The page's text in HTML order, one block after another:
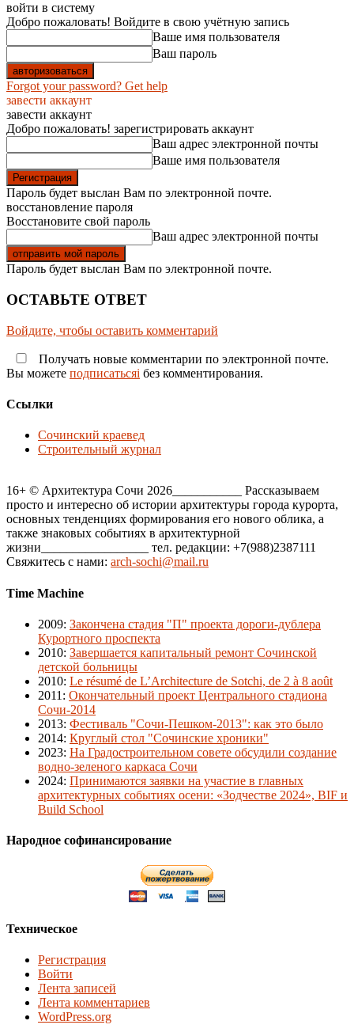
войти в систему
Добро пожаловать! Войдите в свою учётную запись
Ваше имя пользователя
Ваш пароль
Forgot your password? Get help
завести аккаунт
завести аккаунт
Добро пожаловать! зарегистрировать аккаунт
Ваш адрес электронной почты
Ваше имя пользователя
Пароль будет выслан Вам по электронной почте.
восстановление пароля
Восстановите свой пароль
Ваш адрес электронной почты
Пароль будет выслан Вам по электронной почте.
ОСТАВЬТЕ ОТВЕТ
Войдите, чтобы оставить комментарий
Получать новые комментарии по электронной почте.
Вы можете подписатьсяi без комментирования.
Ссылки
Сочинский краевед
Строительный журнал
16+ © Архитектура Сочи 2026___________ Рассказываем
просто и интересно об истории архитектуры города курорта,
основных тенденциях формирования его нового облика, а
также знаковых событиях в архитектурной
жизни_________________ тел. редакции: +7(988)2387111
Свяжитесь с нами: arch-sochi@mail.ru
Time Machine
2009: Закончена стадия "П" проекта дороги-дублера
Курортного проспекта
2010: Завершается капитальный ремонт Сочинской
детской больницы
2010: Le résumé de L’Architecture de Sotchi, de 2 à 8 août
2011 : Окончательный проект Центрального стадиона
Сочи-2014
2013: Фестиваль "Сочи-Пешком-2013": как это было
2014: Круглый стол "Сочинские хроники"
2023: На Градостроительном совете обсудили создание
водно-зеленого каркаса Сочи
2024: Принимаются заявки на участие в главных
архитектурных событиях осени: «Зодчестве 2024», BIF и
Build School
Народное софинансирование
Техническое
Регистрация
Войти
Лента записей
Лента комментариев
WordPress.org